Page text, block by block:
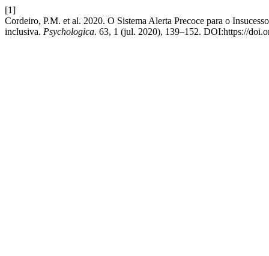
[1]
Cordeiro, P.M. et al. 2020. O Sistema Alerta Precoce para o
inclusiva. Psychologica. 63, 1 (jul. 2020), 139–152. DOI:https://